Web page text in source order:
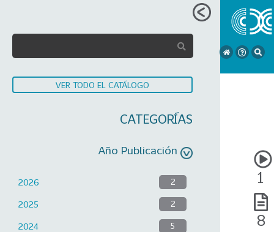
VER TODO EL CATÁLOGO
CATEGORÍAS
Año Publicación
2026 2
2025 2
2024 5
1
8